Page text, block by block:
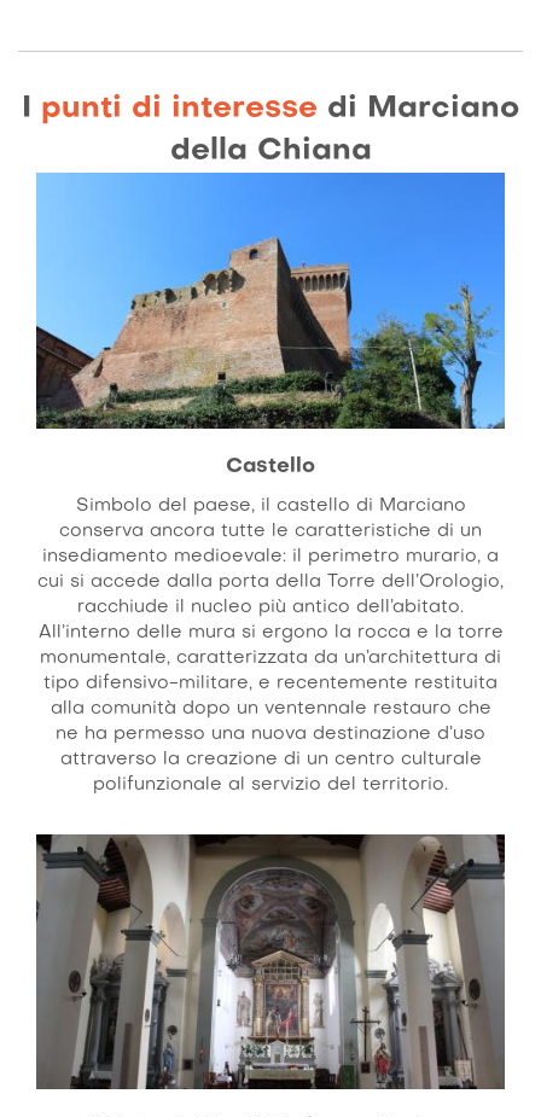
I punti di interesse di Marciano
della Chiana
Castello
Simbolo del paese, il castello di Marciano
conserva ancora tutte le caratteristiche di un
insediamento medioevale: il perimetro murario, a
cui si accede dalla porta della Torre dell’Orologio,
racchiude il nucleo più antico dell’abitato.
All’interno delle mura si ergono la rocca e la torre
monumentale, caratterizzata da un’architettura di
tipo difensivo-militare, e recentemente restituita
alla comunità dopo un ventennale restauro che
ne ha permesso una nuova destinazione d’uso
attraverso la creazione di un centro culturale
polifunzionale al servizio del territorio.